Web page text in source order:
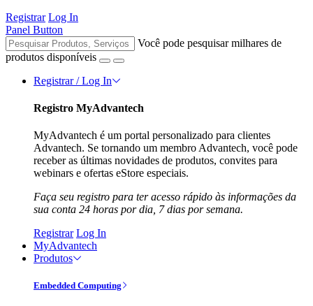
Registrar Log In
Panel Button
Você pode pesquisar milhares de
produtos disponíveis
Registrar / Log In
Registro MyAdvantech
MyAdvantech é um portal personalizado para clientes
Advantech. Se tornando um membro Advantech, você pode
receber as últimas novidades de produtos, convites para
webinars e ofertas eStore especiais.
Faça seu registro para ter acesso rápido às informações da
sua conta 24 horas por dia, 7 dias por semana.
Registrar Log In
MyAdvantech
Produtos
Embedded Computing